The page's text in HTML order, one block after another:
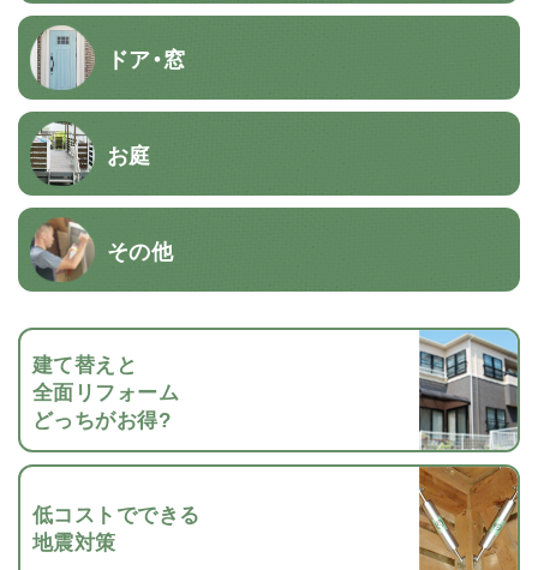
ドア・窓
お庭
その他
建て替えと
全面リフォーム
どっちがお得?
低コストでできる
地震対策